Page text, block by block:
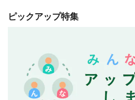
ピックアップ特集